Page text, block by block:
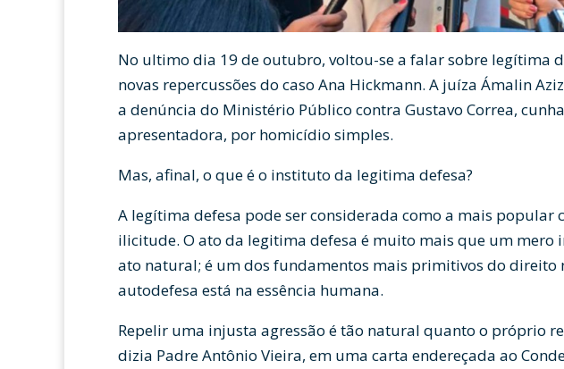
No ultimo dia 19 de outubro, voltou-se a falar sobre legítima
novas repercussões do caso Ana Hickmann. A juíza Ámalin
a denúncia do Ministério Público contra Gustavo Correa,
apresentadora, por homicídio simples.
Mas, afinal, o que é o instituto da legitima defesa?
A legítima defesa pode ser considerada como a mais popular
ilicitude. O ato da legitima defesa é muito mais que um mero
ato natural; é um dos fundamentos mais primitivos do direito
autodefesa está na essência humana.
Repelir uma injusta agressão é tão natural quanto o próprio
dizia Padre Antônio Vieira, em uma carta endereçada ao